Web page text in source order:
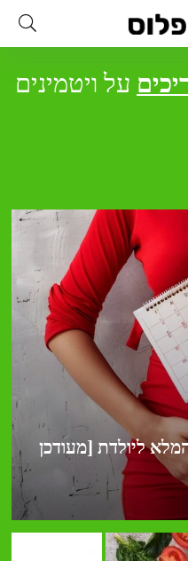
על ויטמינים
ליולדת [מעודכן